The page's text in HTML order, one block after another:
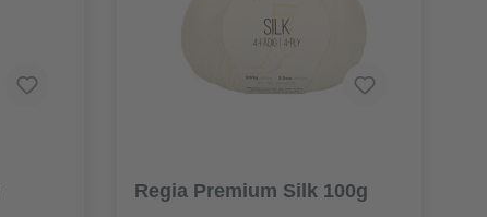
Regia Premium Silk 100g